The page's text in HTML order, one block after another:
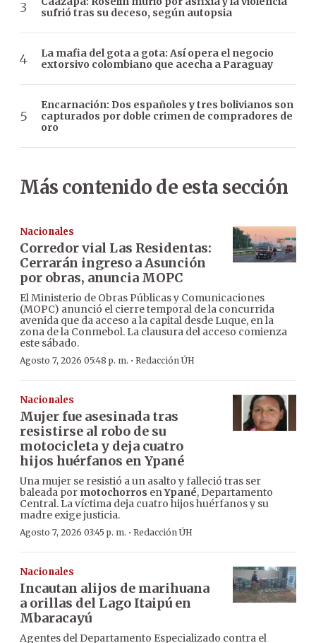
sufrió tras su deceso, según autopsia
La mafia del gota a gota: Así opera el negocio
extorsivo colombiano que acecha a Paraguay
Encarnación: Dos españoles y tres bolivianos son
capturados por doble crimen de compradores de
oro
Más contenido de esta sección
Nacionales
Corredor vial Las Residentas:
Cerrarán ingreso a Asunción
por obras, anuncia MOPC
El Ministerio de Obras Públicas y Comunicaciones
(MOPC) anunció el cierre temporal de la concurrida
avenida que da acceso a la capital desde Luque, en la
zona de la Conmebol. La clausura del acceso comienza
este sábado.
Agosto 7, 2026 05:48 p. m. · Redacción ÚH
Nacionales
Mujer fue asesinada tras
resistirse al robo de su
motocicleta y deja cuatro
hijos huérfanos en Ypané
Una mujer se resistió a un asalto y falleció tras ser
baleada por motochorros enYpané, Departamento
Central. La víctima deja cuatro hijos huérfanos y su
madre exige justicia.
Agosto 7, 2026 03:45 p. m. · Redacción ÚH
Nacionales
Incautan alijos de marihuana
a orillas del Lago Itaipú en
Mbaracayú
Agentes del Departamento Especializado contra el